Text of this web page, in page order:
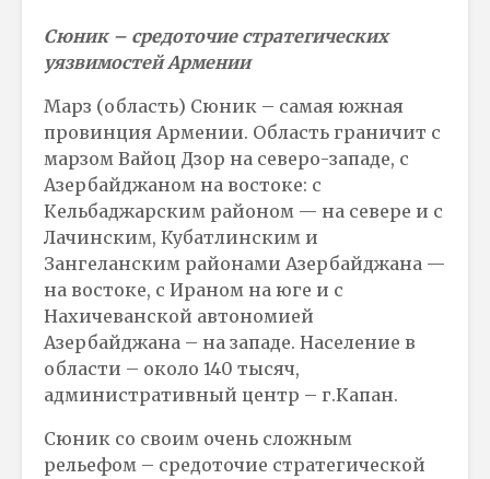
Сюник – средоточие стратегических
уязвимостей Армении
Марз (область) Сюник – самая южная
провинция Армении. Область граничит с
марзом Вайоц Дзор на северо-западе, с
Азербайджаном на востоке: с
Кельбаджарским районом — на севере и с
Лачинским, Кубатлинским и
Зангеланским районами Азербайджана —
на востоке, с Ираном на юге и с
Нахичеванской автономией
Азербайджана – на западе. Население в
области – около 140 тысяч,
административный центр – г.Капан.
Сюник со своим очень сложным
рельефом – средоточие стратегической